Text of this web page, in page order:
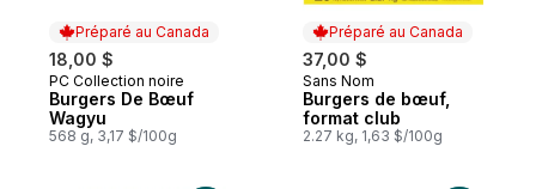
Préparé au Canada
18,00 $
Préparé au Canada
PC Collection noire
Burgers De Bœuf
Wagyu
568 g, 3,17 $/100g
Préparé au Canada
37,00 $
Préparé au Canada
Sans Nom
Burgers de bœuf,
format club
2.27 kg, 1,63 $/100g